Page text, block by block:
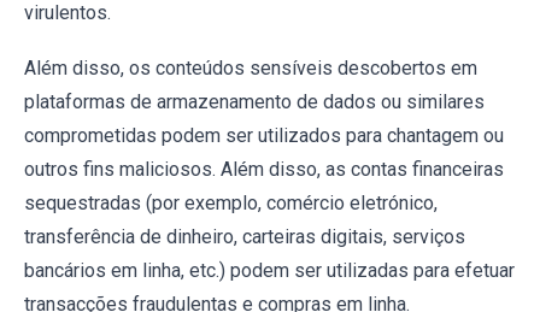
virulentos.
Além disso, os conteúdos sensíveis descobertos em
plataformas de armazenamento de dados ou similares
comprometidas podem ser utilizados para chantagem ou
outros fins maliciosos. Além disso, as contas financeiras
sequestradas (por exemplo, comércio eletrónico,
transferência de dinheiro, carteiras digitais, serviços
bancários em linha, etc.) podem ser utilizadas para efetuar
transacções fraudulentas e compras em linha.